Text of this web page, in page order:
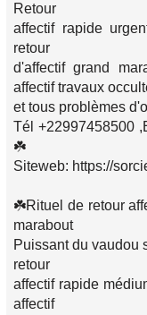
Retour
affectif rapide
retour
d'affectif grand
affectif travaux
et tous problèmes
Tél +22997458500
☘️
Siteweb: https://
☘️Rituel de retour
marabout
Puissant du vaudou
retour
affectif rapide
affectif